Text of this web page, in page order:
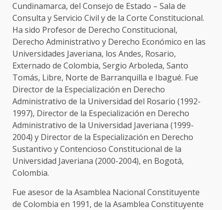
Cundinamarca, del Consejo de Estado – Sala de
Consulta y Servicio Civil y de la Corte Constitucional.
Ha sido Profesor de Derecho Constitucional,
Derecho Administrativo y Derecho Económico en las
Universidades Javeriana, los Andes, Rosario,
Externado de Colombia, Sergio Arboleda, Santo
Tomás, Libre, Norte de Barranquilla e Ibagué. Fue
Director de la Especialización en Derecho
Administrativo de la Universidad del Rosario (1992-
1997), Director de la Especialización en Derecho
Administrativo de la Universidad Javeriana (1999-
2004) y Director de la Especialización en Derecho
Sustantivo y Contencioso Constitucional de la
Universidad Javeriana (2000-2004), en Bogotá,
Colombia.
Fue asesor de la Asamblea Nacional Constituyente
de Colombia en 1991, de la Asamblea Constituyente